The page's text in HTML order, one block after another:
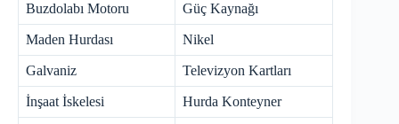
Buzdolabı Motoru Güç Kaynağı
Maden Hurdası Nikel
Galvaniz Televizyon Kartları
İnşaat İskelesi Hurda Konteyner